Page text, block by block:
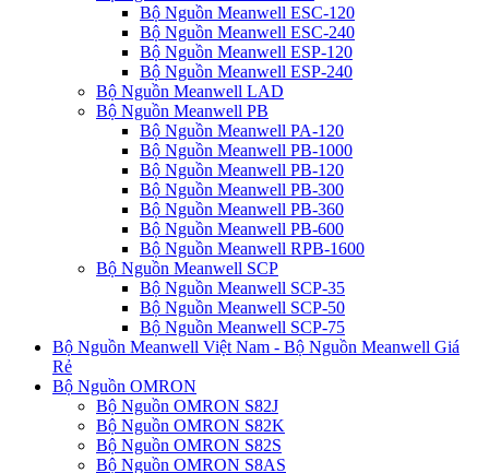
Bộ Nguồn Meanwell ESC-120
Bộ Nguồn Meanwell ESC-240
Bộ Nguồn Meanwell ESP-120
Bộ Nguồn Meanwell ESP-240
Bộ Nguồn Meanwell LAD
Bộ Nguồn Meanwell PB
Bộ Nguồn Meanwell PA-120
Bộ Nguồn Meanwell PB-1000
Bộ Nguồn Meanwell PB-120
Bộ Nguồn Meanwell PB-300
Bộ Nguồn Meanwell PB-360
Bộ Nguồn Meanwell PB-600
Bộ Nguồn Meanwell RPB-1600
Bộ Nguồn Meanwell SCP
Bộ Nguồn Meanwell SCP-35
Bộ Nguồn Meanwell SCP-50
Bộ Nguồn Meanwell SCP-75
Bộ Nguồn Meanwell Việt Nam - Bộ Nguồn Meanwell Giá
Rẻ
Bộ Nguồn OMRON
Bộ Nguồn OMRON S82J
Bộ Nguồn OMRON S82K
Bộ Nguồn OMRON S82S
Bộ Nguồn OMRON S8AS